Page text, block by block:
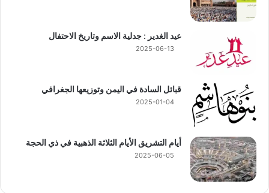
عيد الغدير : جدلية الاسم وتاريخ الاحتفال
2025-06-13
قبائل السادة في اليمن وتوزيعها الجغرافي
2025-01-04
أيام التشريق الأيام الثلاثة الذهبية في ذي الحجة
2025-06-05